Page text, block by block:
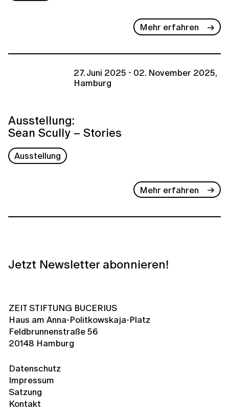
Mehr erfahren
27. Juni 2025 - 02. November 2025,
Hamburg
Ausstellung:
Sean Scully – Stories
Ausstellung
Mehr erfahren
Jetzt Newsletter abonnieren!
ZEIT STIFTUNG BUCERIUS
Haus am Anna-Politkowskaja-Platz
Feldbrunnenstraße 56
20148 Hamburg
Datenschutz
Impressum
Satzung
Kontakt